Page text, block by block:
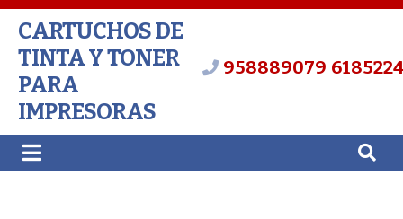
CARTUCHOS DE
TINTA Y TONER
PARA
IMPRESORAS
958889079